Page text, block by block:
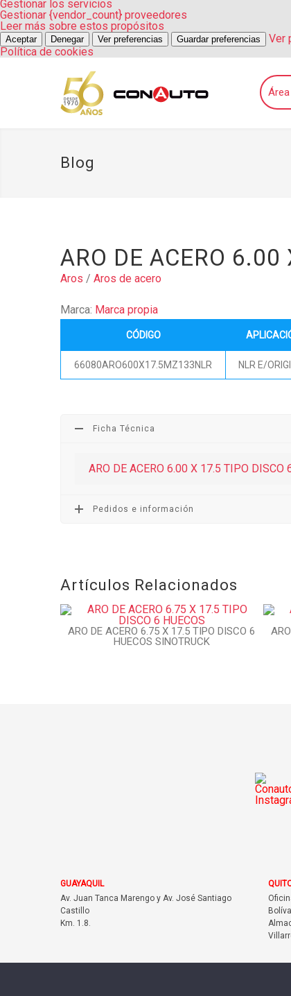
Gestionar los servicios
Gestionar {vendor_count} proveedores
Leer más sobre estos propósitos
Aceptar Denegar Ver preferencias Guardar preferencias
Ver
Política de cookies
Blog
ARO DE ACERO
Aros / Aros de acero
Marca: Marca propia
CÓDIGO
66080ARO600X17.5MZ133NLR NLR E/
Ficha Técnica
ARO DE ACERO 6.00 X 17.5 TIPO DISCO
Pedidos e información
Artículos Relacionados
ARO DE ACERO 6.75 X 17.5 TIPO DISCO 6
HUECOS SINOTRUCK
GUAYAQUIL
Av. Juan Tanca Marengo y Av. José Santiago
Castillo
Km. 1.8.